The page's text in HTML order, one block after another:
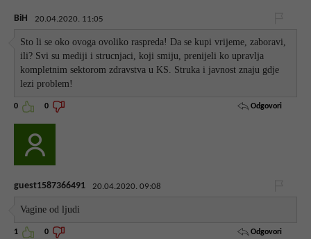
BiH 20.04.2020. 11:05
Sto li se oko ovoga ovoliko raspreda! Da se kupi vrijeme, zaboravi,
ili? Svi su mediji i strucnjaci, koji smiju, prenijeli ko upravlja
kompletnim sektorom zdravstva u KS. Struka i javnost znaju gdje
lezi problem!
0 0 Odgovori
guest1587366491 20.04.2020. 09:08
Vagine od ljudi
1 0 Odgovori